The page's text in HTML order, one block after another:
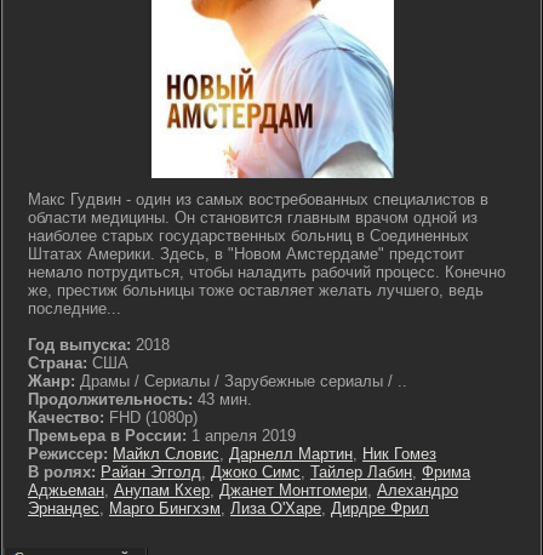
Макс Гудвин - один из самых востребованных специалистов в
области медицины. Он становится главным врачом одной из
наиболее старых государственных больниц в Соединенных
Штатах Америки. Здесь, в "Новом Амстердаме" предстоит
немало потрудиться, чтобы наладить рабочий процесс. Конечно
же, престиж больницы тоже оставляет желать лучшего, ведь
последние...
Год выпуска: 2018
Страна: США
Жанр: Драмы / Сериалы / Зарубежные сериалы / ..
Продолжительность: 43 мин.
Качество: FHD (1080p)
Премьера в России: 1 апреля 2019
Режиссер: Майкл Словис, Дарнелл Мартин, Ник Гомез
В ролях: Райан Эгголд, Джоко Симс, Тайлер Лабин, Фрима
Аджьеман, Анупам Кхер, Джанет Монтгомери, Алехандро
Эрнандес, Марго Бингхэм, Лиза О'Харе, Дирдре Фрил